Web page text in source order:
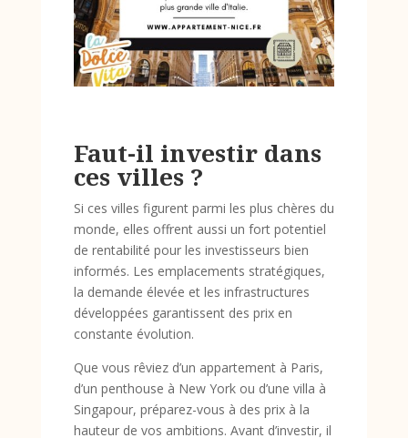
Faut-il investir dans
ces villes ?
Si ces villes figurent parmi les plus chères du
monde, elles offrent aussi un fort potentiel
de rentabilité pour les investisseurs bien
informés. Les emplacements stratégiques,
la demande élevée et les infrastructures
développées garantissent des prix en
constante évolution.
Que vous rêviez d’un appartement à Paris,
d’un penthouse à New York ou d’une villa à
Singapour, préparez-vous à des prix à la
hauteur de vos ambitions. Avant d’investir, il